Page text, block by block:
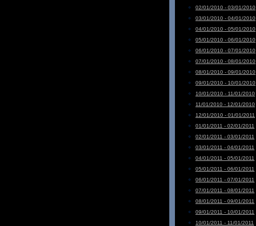
02/01/2010 - 03/01/2010
03/01/2010 - 04/01/2010
04/01/2010 - 05/01/2010
05/01/2010 - 06/01/2010
06/01/2010 - 07/01/2010
07/01/2010 - 08/01/2010
08/01/2010 - 09/01/2010
09/01/2010 - 10/01/2010
10/01/2010 - 11/01/2010
11/01/2010 - 12/01/2010
12/01/2010 - 01/01/2011
01/01/2011 - 02/01/2011
02/01/2011 - 03/01/2011
03/01/2011 - 04/01/2011
04/01/2011 - 05/01/2011
05/01/2011 - 06/01/2011
06/01/2011 - 07/01/2011
07/01/2011 - 08/01/2011
08/01/2011 - 09/01/2011
09/01/2011 - 10/01/2011
10/01/2011 - 11/01/2011